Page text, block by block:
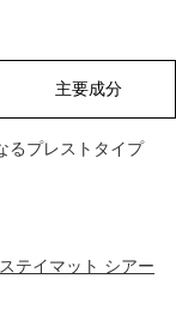
主要成分
るプレストタイプ
テイマット シアー